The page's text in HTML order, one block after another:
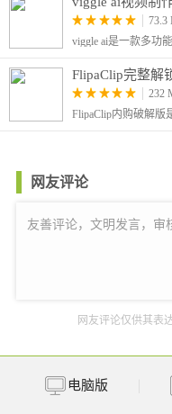
73.3
FlipaClip完整解
232
网友评论
网友评论仅供其表
电脑版